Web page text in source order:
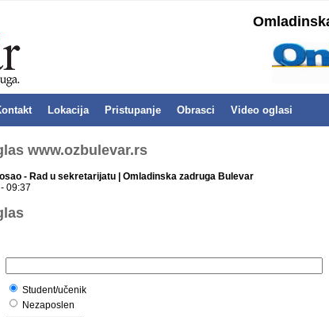
Lokacija Pristupanje Obrasci Video oglasi
www.ozbulevar.rs
- Rad u sekretarijatu | Omladinska zadruga Bulevar
09:37
Student/učenik
Nezaposlen